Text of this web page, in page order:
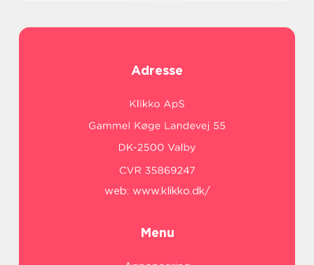
Adresse
web: www.klikko.dk/
Menu